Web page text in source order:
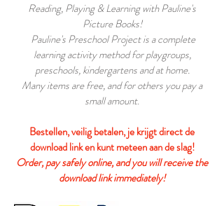
Reading, Playing & Learning with Pauline's
Picture Books!
Pauline's Preschool Project is a complete
learning activity method for playgroups,
preschools, kindergartens and at home.
Many items are free, and for others you pay a
small amount.
Bestellen, veilig betalen, je krijgt direct de
download link en kunt meteen aan de slag!
Order, pay safely online, and you will receive the
download link immediately!